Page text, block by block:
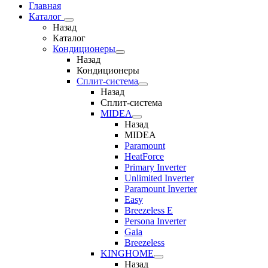
Главная
Каталог
Назад
Каталог
Кондиционеры
Назад
Кондиционеры
Сплит-система
Назад
Сплит-система
MIDEA
Назад
MIDEA
Paramount
HeatForce
Primary Inverter
Unlimited Inverter
Paramount Inverter
Easy
Breezeless E
Persona Inverter
Gaia
Breezeless
KINGHOME
Назад